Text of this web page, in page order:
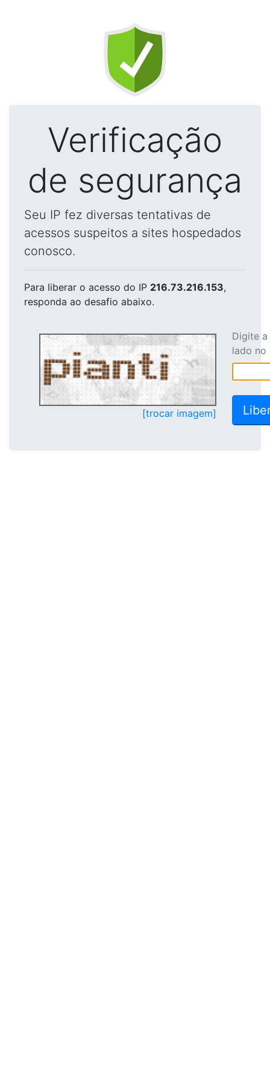
Verificação
de segurança
Seu IP fez diversas tentativas de
acessos suspeitos a sites hospedados
conosco.
Para liberar o acesso do IP 216.73.216.153,
responda ao desafio abaixo.
[trocar imagem]
Digite
lado no